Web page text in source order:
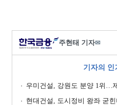
주현태 기자✉
기자의 인
우미건설, 강원도 분양 1위…제주는 태왕이
현대건설, 도시정비 왕좌 굳